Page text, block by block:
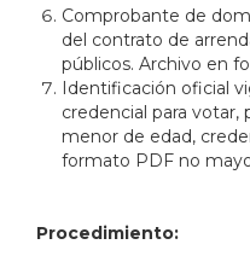
Comprobante de
del contrato de
públicos. Archivo en
Identificación oficial
credencial para votar,
menor de edad,
formato PDF no
Procedimiento: